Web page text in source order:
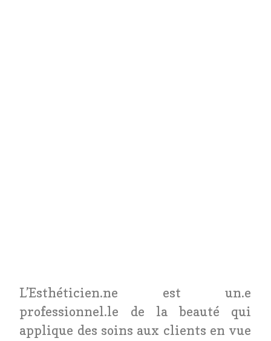
L’Esthéticien.ne est un.e
professionnel.le de la beauté qui
applique des soins aux clients en vue